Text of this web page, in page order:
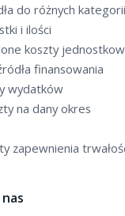
do różnych
i ilości
koszty
finansowania
wydatków
na dany okres
zapewnienia